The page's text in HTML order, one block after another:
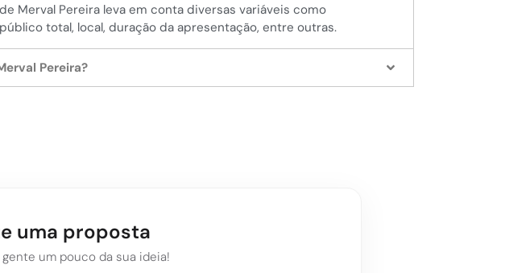
Merval Pereira leva em conta diversas variáveis como
total, local, duração da apresentação, entre outras.
Pereira?
uma proposta
um pouco da sua ideia!